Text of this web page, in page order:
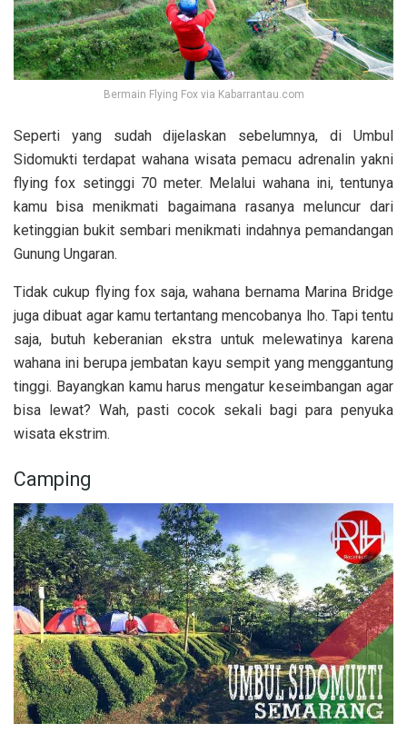
Bermain Flying Fox via Kabarrantau.com
Seperti yang sudah dijelaskan sebelumnya, di Umbul
Sidomukti terdapat wahana wisata pemacu adrenalin yakni
flying fox setinggi 70 meter. Melalui wahana ini, tentunya
kamu bisa menikmati bagaimana rasanya meluncur dari
ketinggian bukit sembari menikmati indahnya pemandangan
Gunung Ungaran.
Tidak cukup flying fox saja, wahana bernama Marina Bridge
juga dibuat agar kamu tertantang mencobanya lho. Tapi tentu
saja, butuh keberanian ekstra untuk melewatinya karena
wahana ini berupa jembatan kayu sempit yang menggantung
tinggi. Bayangkan kamu harus mengatur keseimbangan agar
bisa lewat? Wah, pasti cocok sekali bagi para penyuka
wisata ekstrim.
Camping